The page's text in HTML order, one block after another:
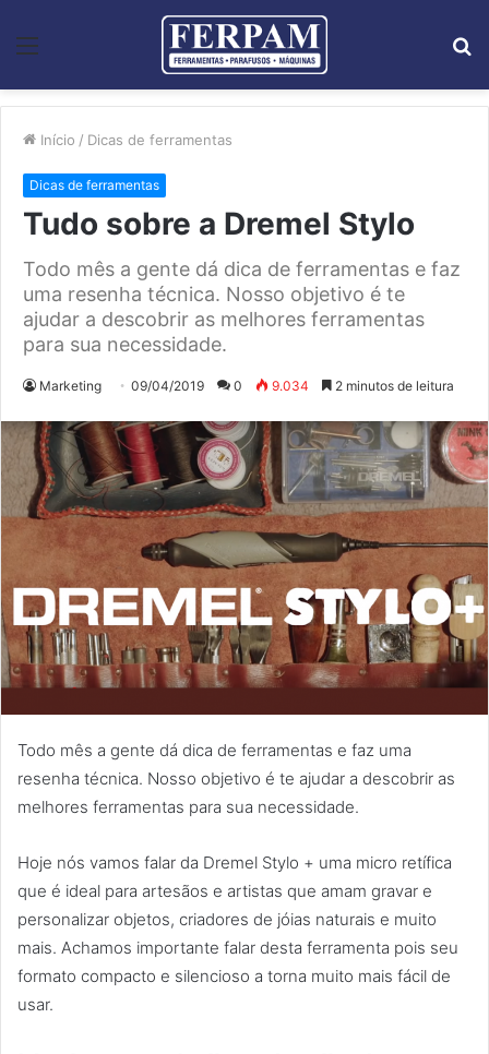
Início / Dicas de ferramentas
Dicas de ferramentas
​Tudo sobre a Dremel Stylo
Todo mês a gente dá dica de ferramentas e faz
uma resenha técnica. Nosso objetivo é te
ajudar a descobrir as melhores ferramentas
para sua necessidade.
Marketing 09/04/2019 0 9.034 2 minutos de leitura
Todo mês a gente dá dica de ferramentas e faz uma
resenha técnica. Nosso objetivo é te ajudar a descobrir as
melhores ferramentas para sua necessidade.
Hoje nós vamos falar da Dremel Stylo + uma micro retífica
que é ideal para artesãos e artistas que amam gravar e
personalizar objetos, criadores de jóias naturais e muito
mais. Achamos importante falar desta ferramenta pois seu
formato compacto e silencioso a torna muito mais fácil de
usar.